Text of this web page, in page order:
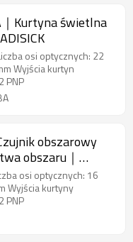
Kurtyna świetlna
osi optycznych: 22
Wyjścia kurtyn
PNP
obszarowy
obszaru｜
osi optycznych: 16
Wyjścia kurtyny
PNP